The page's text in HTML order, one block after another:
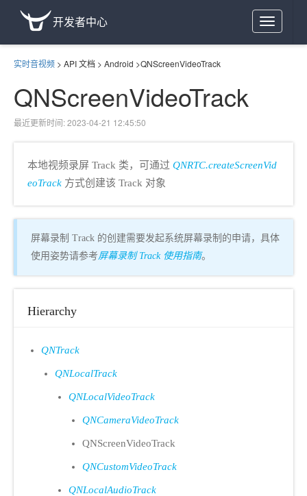
Toggle
navigation
开发者中心
实时音视频 > API 文档 > Android >QNScreenVideoTrack
QNScreenVideoTrack
最近更新时间: 2023-04-21 12:45:50
本地视频录屏 Track 类，可通过 QNRTC.createScreenVid
eoTrack 方式创建该 Track 对象
屏幕录制 Track 的创建需要发起系统屏幕录制的申请，具体
使用姿势请参考屏幕录制 Track 使用指南。
Hierarchy
QNTrack
QNLocalTrack
QNLocalVideoTrack
QNCameraVideoTrack
QNScreenVideoTrack
QNCustomVideoTrack
QNLocalAudioTrack